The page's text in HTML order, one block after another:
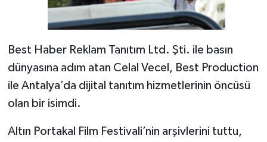
Best Haber Reklam Tanıtım Ltd. Şti. ile basın
dünyasına adım atan Celal Vecel, Best Production
ile Antalya’da dijital tanıtım hizmetlerinin öncüsü
olan bir isimdi.
Altın Portakal Film Festivali’nin arşivlerini tuttu,